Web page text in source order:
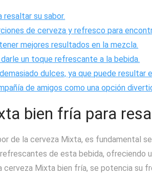
resaltar su sabor.
de cerveza y refresco para
mejores resultados en la mezcla.
un toque refrescante a la bebida.
dulces, ya que puede resultar
de amigos como una opción
bien fría para
de la cerveza Mixta, es fundamental
de esta bebida, ofreciendo
cerveza Mixta bien fría, se potencia su